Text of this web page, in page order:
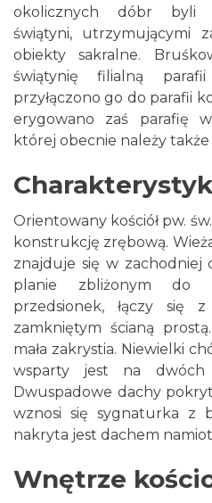
okolicznych dóbr byli
świątyni, utrzymującymi
obiekty sakralne.
świątynię filialną
przyłączono go do parafii
erygowano zaś parafię
której obecnie należy także
Orientowany kościół pw.
konstrukcję zrębową.
znajduje się w zachodniej
planie zbliżonym do
przedsionek, łączy się
zamkniętym ścianą
mała zakrystia. Niewielki
wsparty jest na dwóch
Dwuspadowe dachy
wznosi się sygnaturka z
nakryta jest dachem
Wnętrze